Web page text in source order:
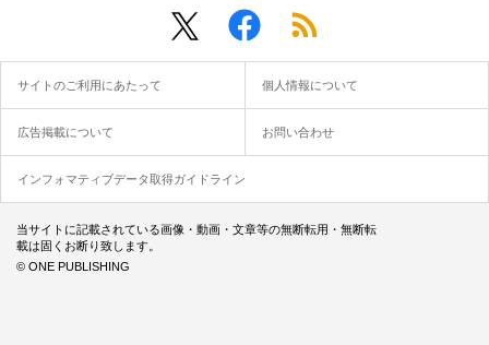
サイトのご利用にあたって 個人情報について
広告掲載について お問い合わせ
インフォマティブデータ取得ガイドライン
当サイトに記載されている画像・動画・文章等の無断転用・無断転
載は固くお断り致します。
© ONE PUBLISHING